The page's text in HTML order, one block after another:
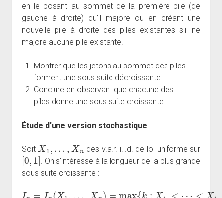
en le posant au sommet de la première pile (de
gauche à droite) qu'il majore ou en créant une
nouvelle pile à droite des piles existantes s'il ne
majore aucune pile existante.
Montrer que les jetons au sommet des piles
forment une sous suite décroissante
Conclure en observant que chacune des
piles donne une sous suite croissante
Étude d'une version stochastique
Soit
X1
des v.a.r. i.i.d. de loi uniforme sur
[0,1]
. On s'intéresse à la longueur de la plus grande
sous suite croissante :
I n( X1,… max Xi1<⋯< X ik i1
< ik n}.